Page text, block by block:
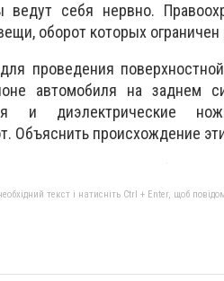
ведут себя нервно.
оборот которых
проведения
автомобиля на заднем
и диэлектрические
Объяснить происхождение
текст і натисніть Ctrl + Enter, щоб